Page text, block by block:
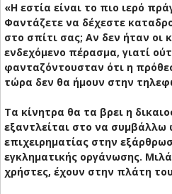
«Η εστία είναι το πιο ιερό
Φαντάζετε να δέχεστε
στο σπίτι σας; Αν δεν ήταν
ενδεχόμενο πέρασμα, γιατί
φανταζόντουσταν ότι η
τώρα δεν θα ήμουν στην
Τα κίνητρα θα τα βρει η
εξαντλείται στο να συμβάλλω
επιχειρηματίας στην
εγκληματικής οργάνωσης.
χρήστες, έχουν στην πλάτη